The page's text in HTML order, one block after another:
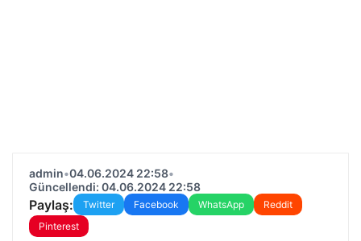
admin•04.06.2024 22:58•
Güncellendi: 04.06.2024 22:58
Paylaş: Twitter Facebook WhatsApp
Reddit
Pinterest